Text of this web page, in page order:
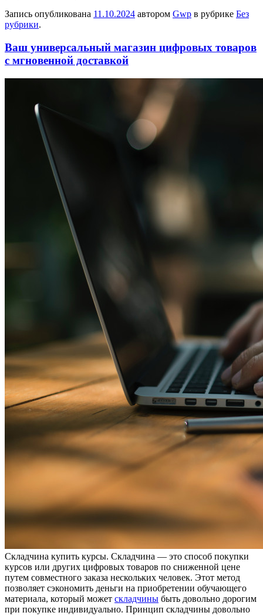
Запись опубликована 11.10.2024 автором Gwp в рубрике Без
рубрики.
Ваш универсальный магазин цифровых товаров
с мгновенной доставкой
Склaдчинa купить курсы. Склaдчинa — этo способ покупки
курсов или других цифровых товаров по сниженной цене
путем совместного заказа нескольких человек. Этот метод
позволяет сэкономить деньги на приобретении обучающего
материала, который может складчины быть довольно дорогим
при покупке индивидуально. Принцип складчины довольно